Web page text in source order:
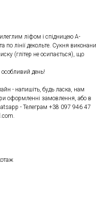
ліфом і спідницею А-
лінії декольте. Сукня виконани
(глітер не осипається), що
особливий день!
- напишіть, будь ласка, нам
оформленні замовлення, або в
- Телеграм +38 097 946 47